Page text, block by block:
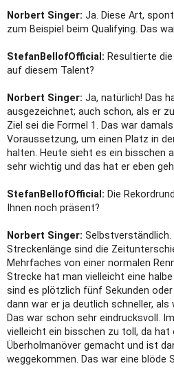
Norbert Singer: Ja. Diese Art,
zum Beispiel beim Qualifying. Das
StefanBellofOfficial: Resultierte
auf diesem Talent?
Norbert Singer: Ja, natürlich! Das
ausgezeichnet; auch schon, als er
Ziel sei die Formel 1. Das war
Voraussetzung, um einen Platz in
halten. Heute sieht es ein bisschen
sehr wichtig und das hat er eben
StefanBellofOfficial: Die
Ihnen noch präsent?
Norbert Singer:
Streckenlänge sind die
Mehrfaches von einer normalen
Strecke hat man vielleicht eine
sind es plötzlich fünf Sekunden
dann war er ja deutlich schneller,
Das war schon sehr eindrucksvoll.
vielleicht ein bisschen zu toll, da
Überholmanöver gemacht und ist
weggekommen. Das war eine blöde